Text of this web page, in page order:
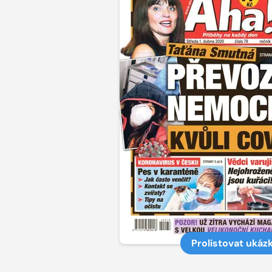
Prolistovat